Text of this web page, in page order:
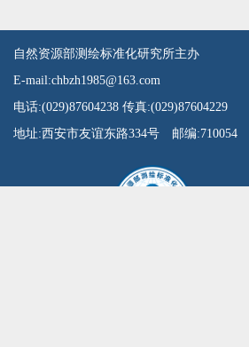
自然资源部测绘标准化研究所主办
E-mail:chbzh1985@163.com
电话:(029)87604238 传真:(029)87604229
地址:西安市友谊东路334号 邮编:710054